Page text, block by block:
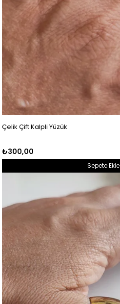
Çelik Çift Kalpli Yüzük
₺300,00
Sepete Ekle